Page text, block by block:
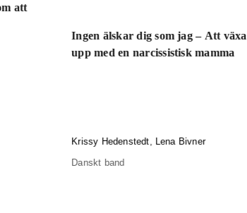
att
Ingen älskar dig som jag – Att växa
upp med en narcissistisk mamma
Krissy Hedenstedt, Lena Bivner
Danskt band